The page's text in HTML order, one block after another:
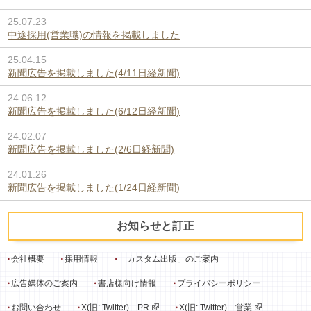
25.07.23
中途採用(営業職)の情報を掲載しました
25.04.15
新聞広告を掲載しました(4/11日経新聞)
24.06.12
新聞広告を掲載しました(6/12日経新聞)
24.02.07
新聞広告を掲載しました(2/6日経新聞)
24.01.26
新聞広告を掲載しました(1/24日経新聞)
お知らせと訂正
会社概要 採用情報 「カスタム出版」のご案内
広告媒体のご案内 書店様向け情報 プライバシーポリシー
お問い合わせ X(旧: Twitter)－PR X(旧: Twitter)－営業